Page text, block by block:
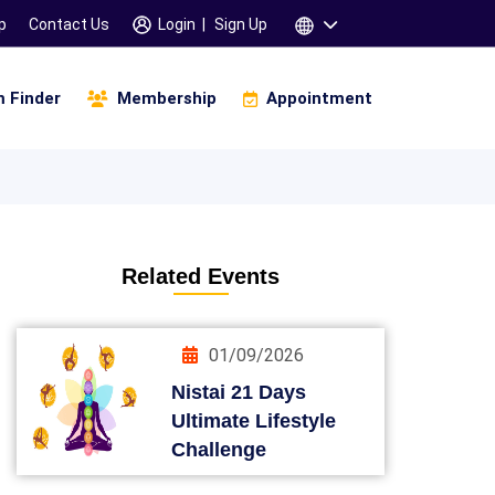
Contact Us Login | Sign Up
Finder Membership Appointment
Related Events
01/09/2026
Nistai 21 Days
Ultimate Lifestyle
Challenge